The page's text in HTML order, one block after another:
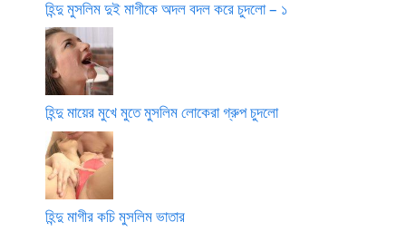
হিন্দু মুসলিম দুই মাগীকে অদল বদল করে চুদলো – ১
হিন্দু মায়ের মুখে মুতে মুসলিম লোকেরা গ্রুপ চুদলো
হিন্দু মাগীর কচি মুসলিম ভাতার